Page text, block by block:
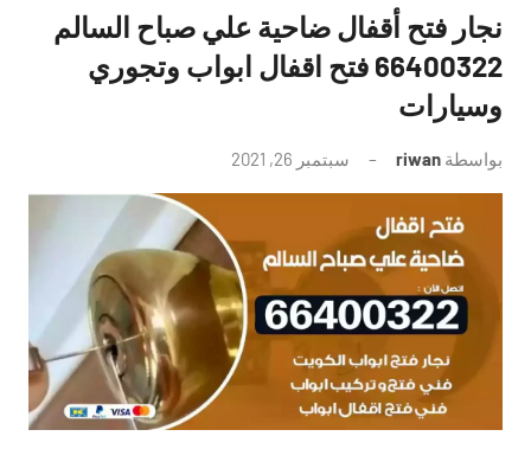
بالكويت
نجار فتح أقفال ضاحية علي صباح السالم
66400322 فتح اقفال ابواب وتجوري
وسيارات
بواسطة riwan سبتمبر 26, 2021
توجد
تعليقات